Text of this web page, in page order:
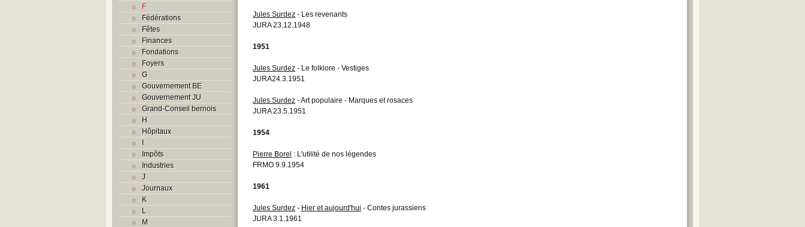
F
Fédérations
Fêtes
Finances
Fondations
Foyers
G
Gouvernement BE
Gouvernement JU
Grand-Conseil bernois
H
Hôpitaux
I
Impôts
Industries
J
Journaux
K
L
M
Jules Surdez - Les revenants
JURA 23.12.1948
1951
Jules Surdez - Le folklore - Vestiges
JURA24.3.1951
Jules Surdez - Art populaire - Marques et rosaces
JURA 23.5.1951
1954
Pierre Borel : L'utilité de nos légendes
FRMO 9.9.1954
1961
Jules Surdez - Hier et aujourd'hui - Contes jurassiens
JURA 3.1.1961